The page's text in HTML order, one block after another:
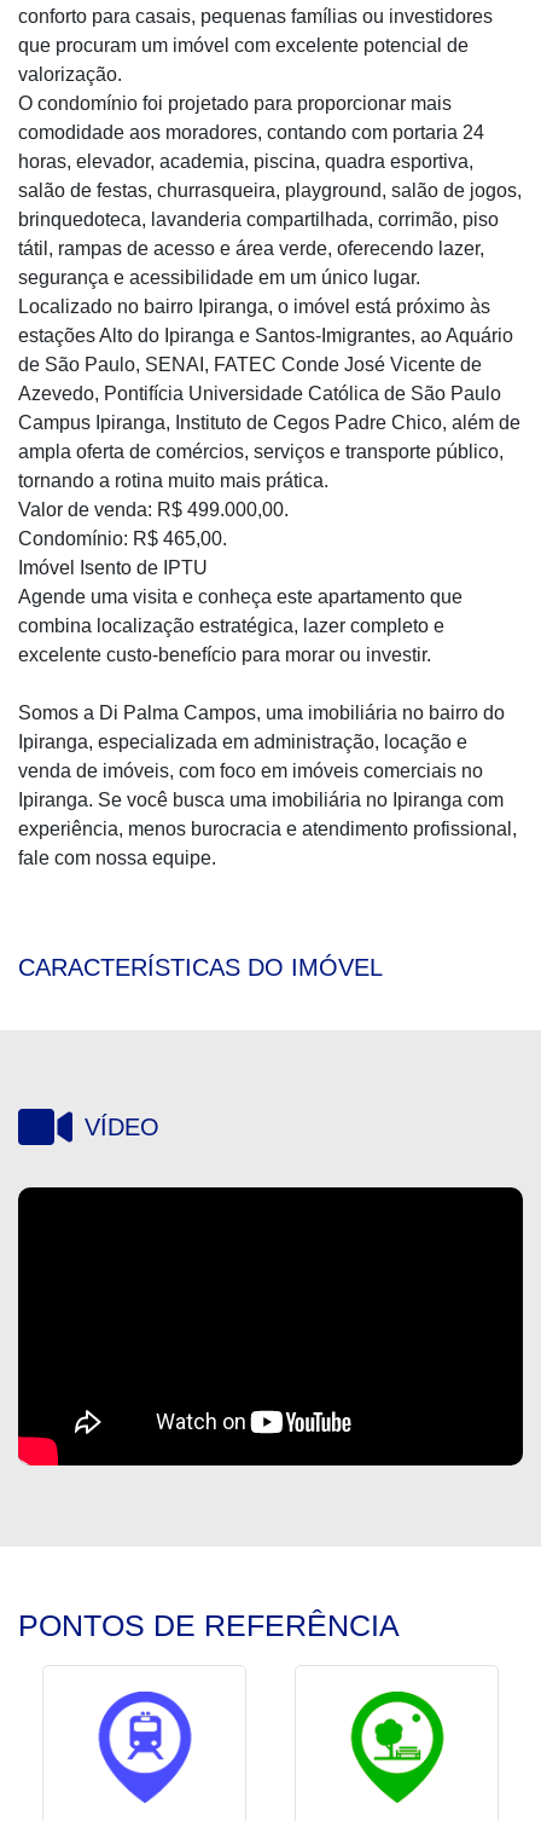
conforto para casais, pequenas famílias ou investidores
que procuram um imóvel com excelente potencial de
valorização.
O condomínio foi projetado para proporcionar mais
comodidade aos moradores, contando com portaria 24
horas, elevador, academia, piscina, quadra esportiva,
salão de festas, churrasqueira, playground, salão de jogos,
brinquedoteca, lavanderia compartilhada, corrimão, piso
tátil, rampas de acesso e área verde, oferecendo lazer,
segurança e acessibilidade em um único lugar.
Localizado no bairro Ipiranga, o imóvel está próximo às
estações Alto do Ipiranga e Santos-Imigrantes, ao Aquário
de São Paulo, SENAI, FATEC Conde José Vicente de
Azevedo, Pontifícia Universidade Católica de São Paulo
Campus Ipiranga, Instituto de Cegos Padre Chico, além de
ampla oferta de comércios, serviços e transporte público,
tornando a rotina muito mais prática.
Valor de venda: R$ 499.000,00.
Condomínio: R$ 465,00.
Imóvel Isento de IPTU
Agende uma visita e conheça este apartamento que
combina localização estratégica, lazer completo e
excelente custo-benefício para morar ou investir.
Somos a Di Palma Campos, uma imobiliária no bairro do
Ipiranga, especializada em administração, locação e
venda de imóveis, com foco em imóveis comerciais no
Ipiranga. Se você busca uma imobiliária no Ipiranga com
experiência, menos burocracia e atendimento profissional,
fale com nossa equipe.
CARACTERÍSTICAS DO IMÓVEL
VÍDEO
PONTOS DE REFERÊNCIA